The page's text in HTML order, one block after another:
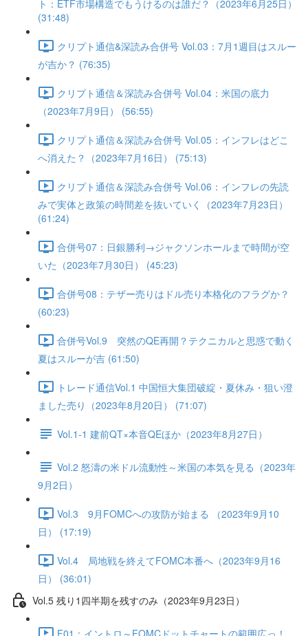
ト：ETF市場構造でもうけるのは誰だ？（2023年6月25日）
(31:48)
クリプト通信&深読み合併号 Vol.03：7月1週目はスルー
が吉か？ (76:35)
クリプト通信＆深読み合併号 Vol.04：米国の底力
（2023年7月9日） (56:55)
クリプト通信＆深読み合併号 Vol.05：インフレはどこ
へ消えた？（2023年7月16日） (75:13)
クリプト通信＆深読み合併号 Vol.06：インフレの先読
みで実体と政策の時間差を抜いていく（2023年7月23日）
(61:24)
合併号07：日銀勝利→ジャクソンホールまで時間が空
いた（2023年7月30日） (45:23)
合併号08：テザー売りはドル売り本格化のフラグか？
(60:23)
合併号Vol.9 突然のQE再開？テクニカルと思惑で動く
夏はスルーが吉 (61:50)
トレード通信Vol.1 中国恒⼤集団破綻・夏休み・狙い澄
ました売り（2023年8月20日） (71:07)
Vol.1-1 建前QT×本音QEほか（2023年8月27日）
Vol.2 怒濤の米ドル流動性～米国の本気を見る（2023年
9月2日）
Vol.3 9月FOMCへの攻防が始まる （2023年9月10
日） (17:19)
Vol.4 局地戦を終えてFOMC本番へ（2023年9月16
日） (36:01)
Vol.5 残り1四半期を残すのみ（2023年9月23日）
F01：イントロ～FOMCドットチャートの範囲広っ！